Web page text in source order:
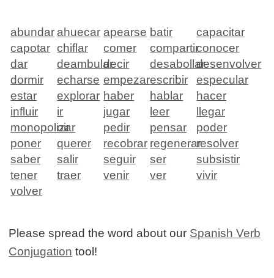
abundar ahuecar apearse batir
capacitar
capotar chiflar comer compartirconocer
dar
deambulardecir desabollardesenvolver
dormir
echarse empezarescribir
especular
estar
explorar haber hablar
hacer
influir
ir jugar leer
llegar
monopolizar
oir pedir pensar
poder
poner
querer recobrar regenerarresolver
saber
salir seguir ser
subsistir
tener
traer venir ver
vivir
volver
Please spread the word about our Spanish Verb
Conjugation tool!